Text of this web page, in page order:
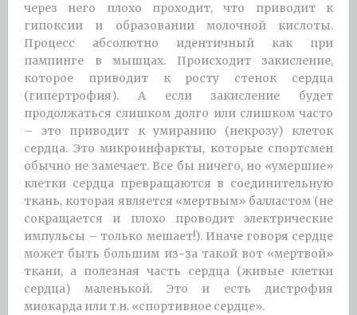
через него плохо проходит, что приводит к
гипоксии и образовании молочной кислоты.
Процесс абсолютно идентичный как при
пампинге в мышцах. Происходит закисление,
которое приводит к росту стенок сердца
(гипертрофия). А если закисление будет
продолжаться слишком долго или слишком часто
– это приводит к умиранию (некрозу) клеток
сердца. Это микроинфаркты, которые спортсмен
обычно не замечает. Все бы ничего, но «умершие»
клетки сердца превращаются в соединительную
ткань, которая является «мертвым» балластом (не
сокращается и плохо проводит электрические
импульсы – только мешает!). Иначе говоря сердце
может быть большим из-за такой вот «мертвой»
ткани, а полезная часть сердца (живые клетки
сердца) маленькой. Это и есть дистрофия
миокарда или т.н. «спортивное сердце».